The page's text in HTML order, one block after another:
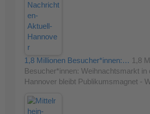
1,8 Millionen Besucher*innen:… 1,8
Besucher*innen: Weihnachtsmarkt in
Hannover bleibt Publikumsmagnet -